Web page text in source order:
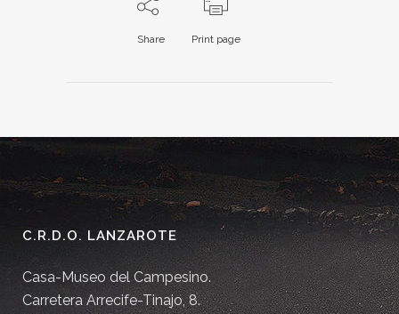
Share Print page
C.R.D.O. LANZAROTE
Casa-Museo del Campesino.
Carretera Arrecife-Tinajo, 8.